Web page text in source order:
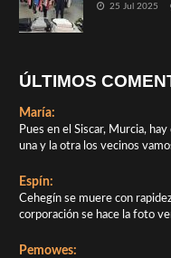
25 Jul 2025
ÚLTIMOS
María:
Pues en el Siscar, Murcia,
una y la otra los vecinos
Espín:
Cehegín se muere con
corporación se hace la foto
Pemowes: